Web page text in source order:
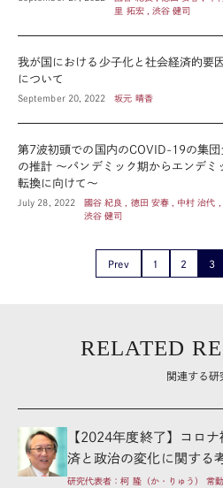
里 拓宏 , 渋谷 健司
我が国における少子化と社会経済的要
について
September 20, 2022 坂元 晴香
第7波初頭での国内のCOVID-19の集団
の推計 〜パンデミック期からエンデミ
転換に向けて〜
July 28, 2022
國谷 紀良 , 徳田 安春 , 中村 治代 ,
渋谷 健司
Prev 1 2 3
RELATED
関連する研
【2024年度終了】コロ
済と政治の変化に関する
研究代表者：柯 隆（か・りゅう） 常